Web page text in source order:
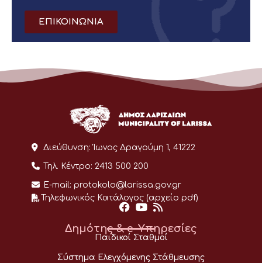
ΕΠΙΚΟΙΝΩΝΙΑ
Διεύθυνση: Ίωνος Δραγούμη 1, 41222
Τηλ. Κέντρο: 2413 500 200
E-mail: protokolo@larissa.gov.gr
Τηλεφωνικός Κατάλογος (αρχείο pdf)
Δημότης & e-Υπηρεσίες
Παιδικοί Σταθμοί
Σύστημα Ελεγχόμενης Στάθμευσης